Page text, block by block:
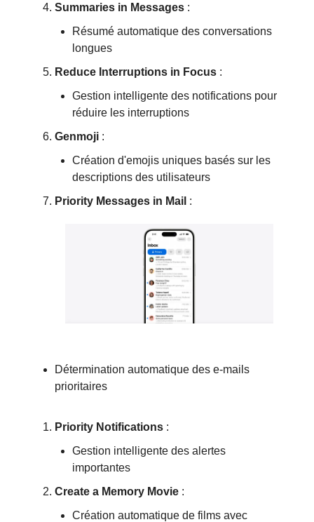
Summaries in Messages :
Résumé automatique des conversations
longues
Reduce Interruptions in Focus :
Gestion intelligente des notifications pour
réduire les interruptions
Genmoji :
Création d'emojis uniques basés sur les
descriptions des utilisateurs
Priority Messages in Mail :
Détermination automatique des e-mails
prioritaires
Priority Notifications :
Gestion intelligente des alertes
importantes
Create a Memory Movie :
Création automatique de films avec